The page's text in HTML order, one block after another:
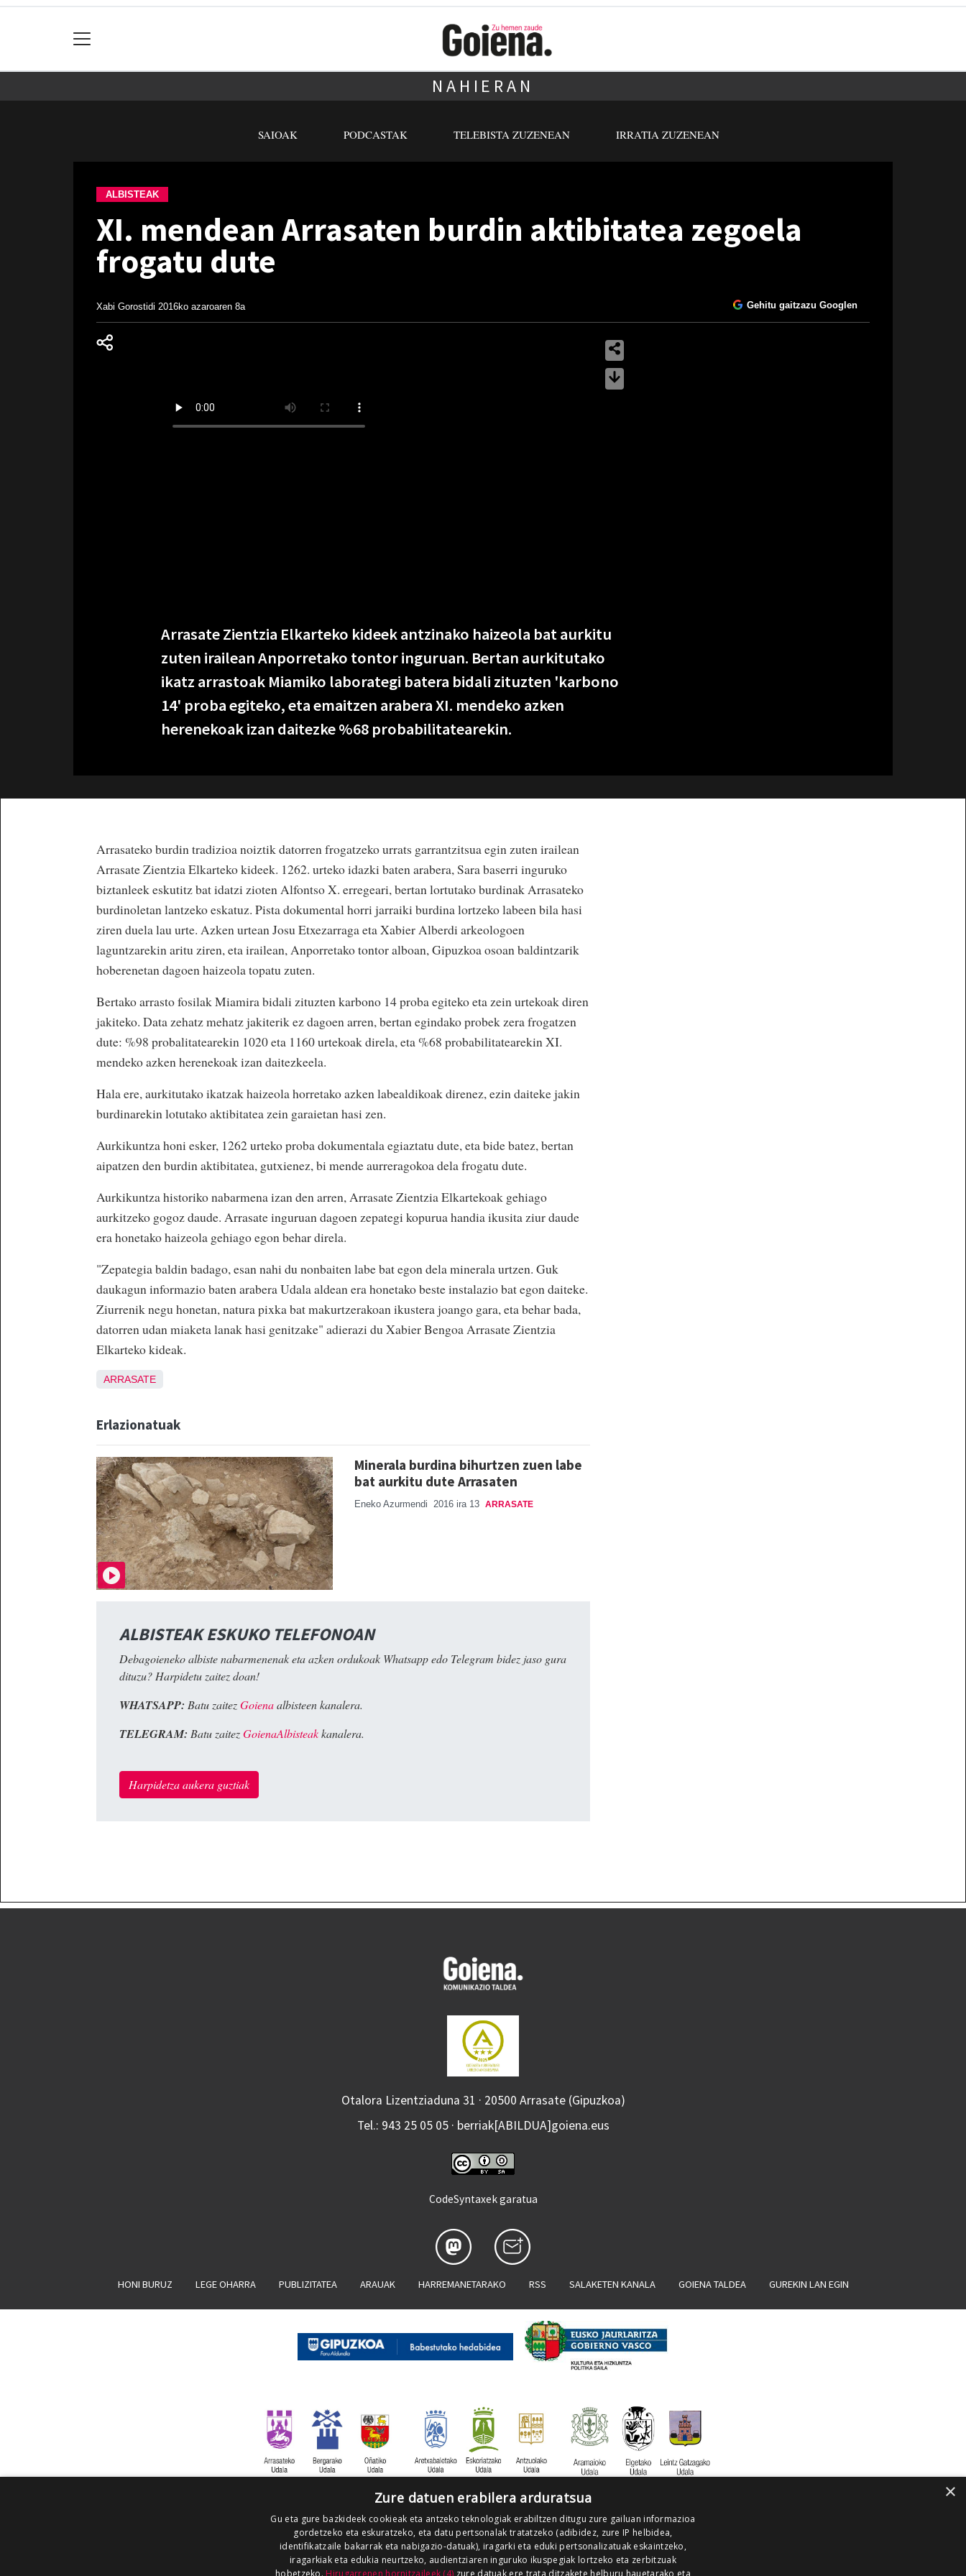
NAHIERAN
SAIOAK PODCASTAK TELEBISTA ZUZENEAN IRRATIA ZUZENEAN
ALBISTEAK
XI. mendean Arrasaten burdin aktibitatea zegoela
frogatu dute
Xabi Gorostidi 2016ko azaroaren 8a Gehitu gaitzazu Googlen
Arrasate Zientzia Elkarteko kideek antzinako haizeola bat aurkitu
zuten irailean Anporretako tontor inguruan. Bertan aurkitutako
ikatz arrastoak Miamiko laborategi batera bidali zituzten 'karbono
14' proba egiteko, eta emaitzen arabera XI. mendeko azken
herenekoak izan daitezke %68 probabilitatearekin.
Arrasateko burdin tradizioa noiztik datorren frogatzeko urrats garrantzitsua egin zuten irailean
Arrasate Zientzia Elkarteko kideek. 1262. urteko idazki baten arabera, Sara baserri inguruko
biztanleek eskutitz bat idatzi zioten Alfontso X. erregeari, bertan lortutako burdinak Arrasateko
burdinoletan lantzeko eskatuz. Pista dokumental horri jarraiki burdina lortzeko labeen bila hasi
ziren duela lau urte. Azken urtean Josu Etxezarraga eta Xabier Alberdi arkeologoen
laguntzarekin aritu ziren, eta irailean, Anporretako tontor alboan, Gipuzkoa osoan baldintzarik
hoberenetan dagoen haizeola topatu zuten.
Bertako arrasto fosilak Miamira bidali zituzten karbono 14 proba egiteko eta zein urtekoak diren
jakiteko. Data zehatz mehatz jakiterik ez dagoen arren, bertan egindako probek zera frogatzen
dute: %98 probalitatearekin 1020 eta 1160 urtekoak direla, eta %68 probabilitatearekin XI.
mendeko azken herenekoak izan daitezkeela.
Hala ere, aurkitutako ikatzak haizeola horretako azken labealdikoak direnez, ezin daiteke jakin
burdinarekin lotutako aktibitatea zein garaietan hasi zen.
Aurkikuntza honi esker, 1262 urteko proba dokumentala egiaztatu dute, eta bide batez, bertan
aipatzen den burdin aktibitatea, gutxienez, bi mende aurreragokoa dela frogatu dute.
Aurkikuntza historiko nabarmena izan den arren, Arrasate Zientzia Elkartekoak gehiago
aurkitzeko gogoz daude. Arrasate inguruan dagoen zepategi kopurua handia ikusita ziur daude
era honetako haizeola gehiago egon behar direla.
"Zepategia baldin badago, esan nahi du nonbaiten labe bat egon dela minerala urtzen. Guk
daukagun informazio baten arabera Udala aldean era honetako beste instalazio bat egon daiteke.
Ziurrenik negu honetan, natura pixka bat makurtzerakoan ikustera joango gara, eta behar bada,
datorren udan miaketa lanak hasi genitzake" adierazi du Xabier Bengoa Arrasate Zientzia
Elkarteko kideak.
ARRASATE
Erlazionatuak
Minerala burdina bihurtzen zuen labe
bat aurkitu dute Arrasaten
Eneko Azurmendi 2016 ira 13 ARRASATE
ALBISTEAK ESKUKO TELEFONOAN
Debagoieneko albiste nabarmenenak eta azken ordukoak Whatsapp edo Telegram bidez jaso gura
dituzu? Harpidetu zaitez doan!
WHATSAPP: Batu zaitezGoienaalbisteen kanalera.
TELEGRAM: Batu zaitezGoienaAlbisteakkanalera.
Harpidetza aukera guztiak
Otalora Lizentziaduna 31 · 20500 Arrasate (Gipuzkoa)
Tel.: 943 25 05 05 · berriak[ABILDUA]goiena.eus
CodeSyntaxek garatua
HONI BURUZ LEGE OHARRA PUBLIZITATEA ARAUAK HARREMANETARAKO RSS SALAKETEN KANALA GOIENA TALDEA GUREKIN LAN EGIN
×
Zure datuen erabilera arduratsua
Gu eta gure bazkideek cookieak eta antzeko teknologiak erabiltzen ditugu zure gailuan informazioa
gordetzeko eta eskuratzeko, eta datu pertsonalak tratatzeko (adibidez, zure IP helbidea,
identifikatzaile bakarrak eta nabigazio-datuak), iragarki eta eduki pertsonalizatuak eskaintzeko,
iragarkiak eta edukia neurtzeko, audientziaren inguruko ikuspegiak lortzeko eta zerbitzuak
hobetzeko. Hirugarrenen hornitzaileek (4) zure datuak ere trata ditzakete helburu hauetarako eta